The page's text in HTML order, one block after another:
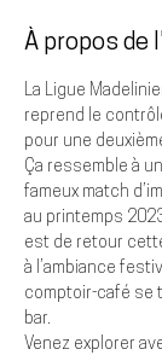
À propos de
La Ligue
reprend le
pour une
Ça ressemble à
fameux match
au printemps
est de retour
à l’ambiance
comptoir-café se
bar.
Venez explorer